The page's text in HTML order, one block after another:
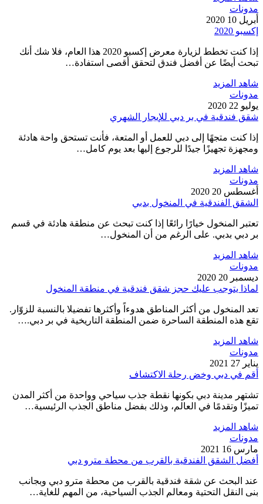
مدونات
أبريل 10 2020
إكسبو 2020
إذا كنت تخطط لزيارة معرض إكسبو 2020 هذا العام، فلا شك أنك
تبحث أيضًا عن أفضل فندق لتحقق أقصى استفادة…
شاهد المزيد
مدونات
يوليو 22 2020
شقق فندقية في بر دبي للإيجار الشهري
إذا كنت متجهًا إلى دبي للعمل أو المتعة، فأنت تستحق واحة هادئة
ومجهزة تجهيزًا جيدًا للرجوع إليها بعد يوم كامل…
شاهد المزيد
مدونات
أغسطس 20 2020
الشقق الفندقية في المنخول بدبي
تعتبر المنخول خيارًا رائعًا إذا كنت تبحث عن منطقة هادئة في قسم
بر دبي بدبي. على الرغم من أن المنخول…
شاهد المزيد
مدونات
ديسمبر 20 2020
لماذا يتوجب عليك حجز شقق فندقية في منطقة المنخول
تعد المنخول من أكثر المناطق هدوءاً وأكثرها تفضيلا بالنسبة للزوّار.
تقع هذه المنطقة الساحرة ضمن المنطقة التاريخية في بر دبي.…
شاهد المزيد
مدونات
يناير 27 2021
أقم في دبي وخض رحلة الاكتشاف
تشتهر مدينة دبي بكونها نقطة جذب سياحي وواحدة من أكثر المدن
تميزًا وتقدمًا في العالم، وذلك بفضل مناطق الجذب الرئيسية…
شاهد المزيد
مدونات
مارس 16 2021
أفضل الشقق الفندقية بالقرب من محطة مترو دبي
عند البحث عن شقة فندقية بالقرب من محطة مترو دبي وبجانب
بنى النقل التحتية ومعالم الجذب السياحية، من المهم للغاية…